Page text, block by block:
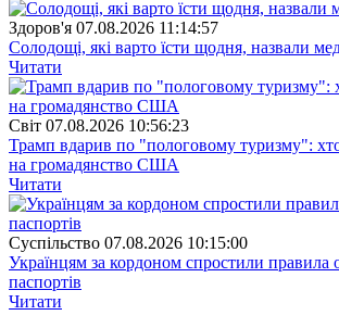
Здоров'я 07.08.2026 11:14:57
Солодощі, які варто їсти щодня, назвали
Читати
Свiт 07.08.2026 10:56:23
Трамп вдарив по "пологовому туризму":
на громадянство США
Читати
Суспiльство 07.08.2026 10:15:00
Українцям за кордоном спростили правила
паспортів
Читати